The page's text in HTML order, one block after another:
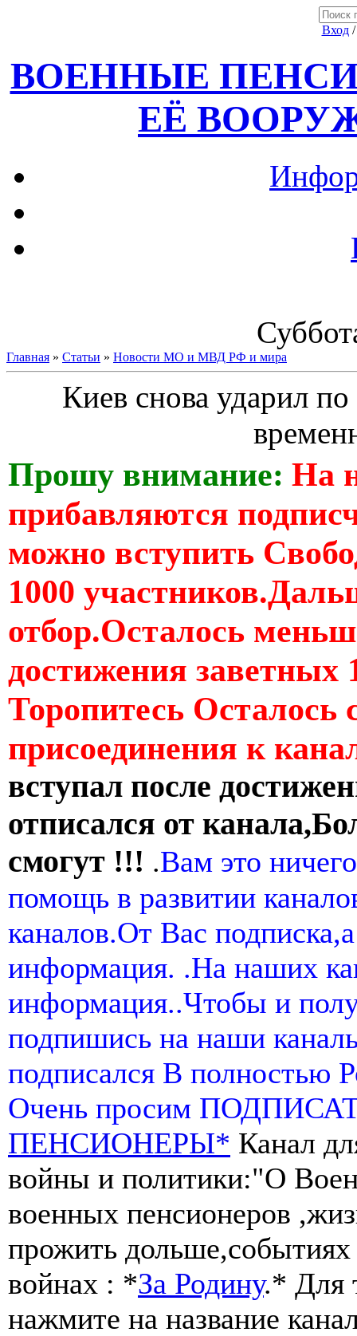
Вход
ВОЕННЫЕ
ЕЁ
Главная » Статьи » Новости МО и МВД РФ и мира
Киев снова ударил
Прошу внимание: На
прибавляются
можно вступить
1000
отбор.Осталось
достижения заветных
Торопитесь Осталось
присоединения к
вступал после
отписался от
смогут !!! .Вам это
помощь в развитии
каналов.От Вас
информация. .На наших
информация..Чтобы и
подпишись на наши
подписался В полностью
Очень просим
ПЕНСИОНЕРЫ* Канал
войны и политики:"О
военных пенсионеров
прожить
войнах : *За Родину.* Для
нажмите на название